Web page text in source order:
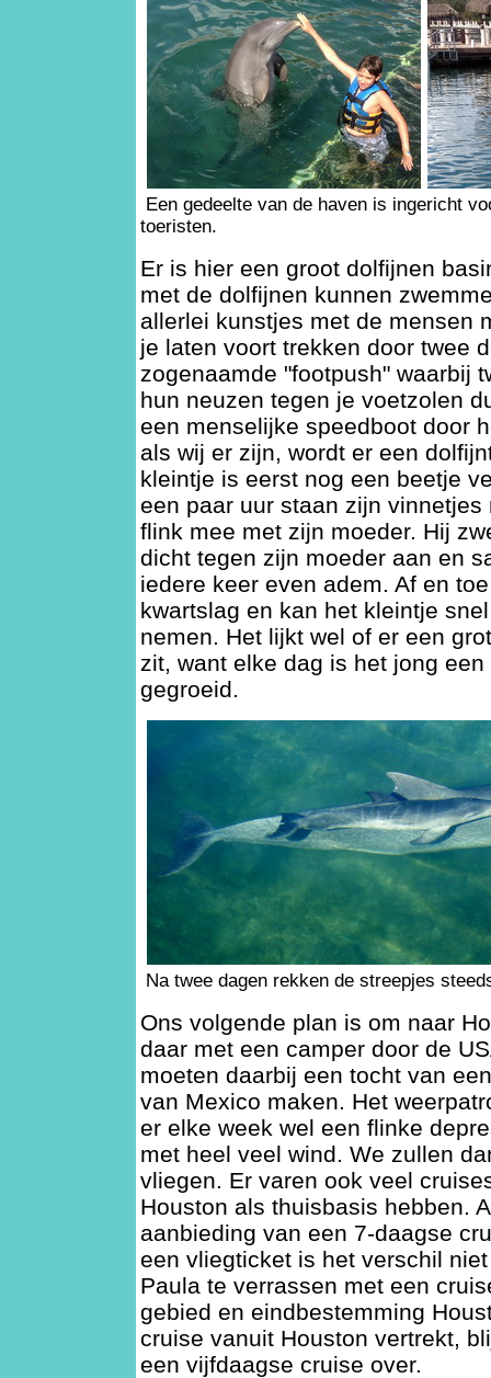
Een gedeelte van de haven is ingericht
toeristen.
Er is hier een groot dolfijnen
met de dolfijnen kunnen
allerlei kunstjes met de mensen
je laten voort trekken door twee
zogenaamde "footpush" waarbij
hun neuzen tegen je voetzolen
een menselijke speedboot door
als wij er zijn, wordt er een
kleintje is eerst nog een beetje
een paar uur staan zijn
flink mee met zijn moeder. Hij
dicht tegen zijn moeder aan en
iedere keer even adem. Af en
kwartslag en kan het kleintje
nemen. Het lijkt wel of er een
zit, want elke dag is het jong
gegroeid.
Na twee dagen rekken de streepjes
Ons volgende plan is om naar
daar met een camper door de
moeten daarbij een tocht van
van Mexico maken. Het
er elke week wel een flinke
met heel veel wind. We zullen
vliegen. Er varen ook veel
Houston als thuisbasis hebben.
aanbieding van een 7-daagse
een vliegticket is het verschil
Paula te verrassen met een
gebied en eindbestemming
cruise vanuit Houston vertrekt,
een vijfdaagse cruise over.